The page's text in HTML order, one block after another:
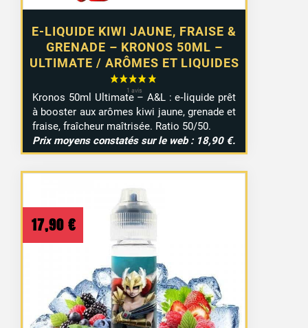
E-LIQUIDE KIWI JAUNE, FRAISE &
GRENADE – KRONOS 50ML –
ULTIMATE / ARÔMES ET LIQUIDES
Kronos 50ml Ultimate – A&L : e‑liquide prêt
à booster aux arômes kiwi jaune, grenade et
fraise, fraîcheur maîtrisée. Ratio 50/50.
Prix moyens constatés sur le web : 18,90 €.
17,90 €